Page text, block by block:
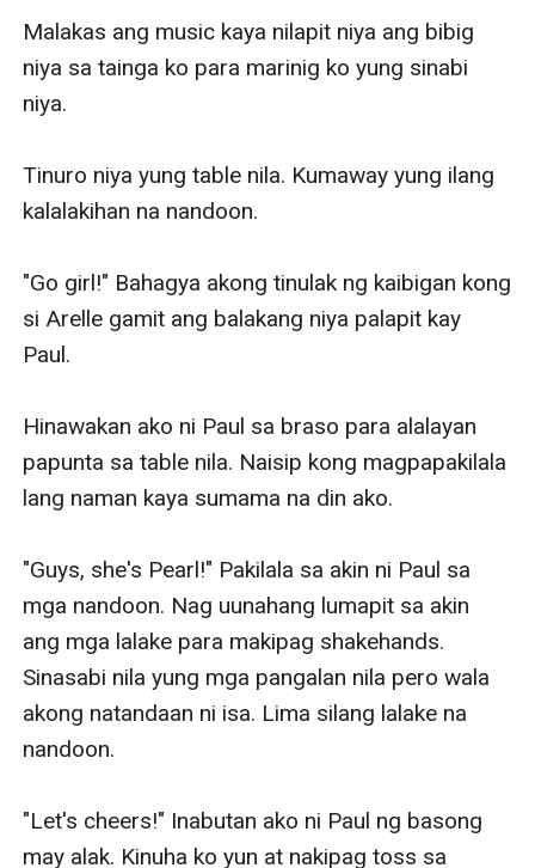
Malakas ang music kaya nilapit niya ang bibig
niya sa tainga ko para marinig ko yung sinabi
niya.
Tinuro niya yung table nila. Kumaway yung ilang
kalalakihan na nandoon.
"Go girl!" Bahagya akong tinulak ng kaibigan kong
si Arelle gamit ang balakang niya palapit kay
Paul.
Hinawakan ako ni Paul sa braso para alalayan
papunta sa table nila. Naisip kong magpapakilala
lang naman kaya sumama na din ako.
"Guys, she's Pearl!" Pakilala sa akin ni Paul sa
mga nandoon. Nag uunahang lumapit sa akin
ang mga lalake para makipag shakehands.
Sinasabi nila yung mga pangalan nila pero wala
akong natandaan ni isa. Lima silang lalake na
nandoon.
"Let's cheers!" Inabutan ako ni Paul ng basong
may alak. Kinuha ko yun at nakipag toss sa